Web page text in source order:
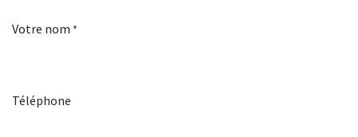
Votre nom *
Téléphone